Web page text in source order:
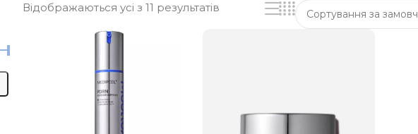
Відображаються усі з 11 результатів